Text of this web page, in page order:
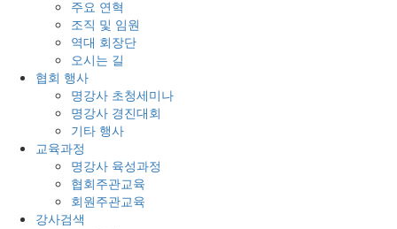
주요 연혁
조직 및 임원
역대 회장단
오시는 길
협회 행사
명강사 초청세미나
명강사 경진대회
기타 행사
교육과정
명강사 육성과정
협회주관교육
회원주관교육
강사검색